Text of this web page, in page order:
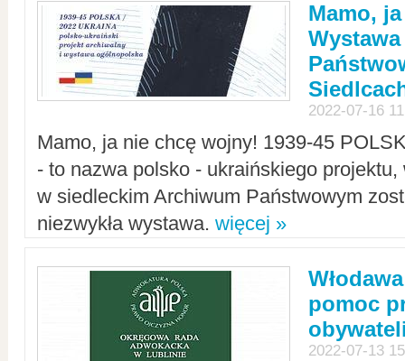
Mamo,
2022-07-16
Mamo, ja nie chcę wojny! 1939-45
- to nazwa polsko - ukraińskiego
w siedleckim Archiwum Państwowym
niezwykła wystawa. więcej »
pomoc
2022-07-13